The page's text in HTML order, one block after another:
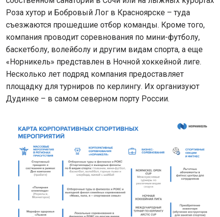
Роза хутор и Бобровый Лог в Красноярске – туда
съезжаются прошедшие отбор команды. Кроме того,
компания проводит соревнования по мини-футболу,
баскетболу, волейболу и другим видам спорта, а еще
«Норникель» представлен в Ночной хоккейной лиге.
Несколько лет подряд компания предоставляет
площадку для турниров по керлингу. Их организуют
Дудинке – в самом северном порту России.